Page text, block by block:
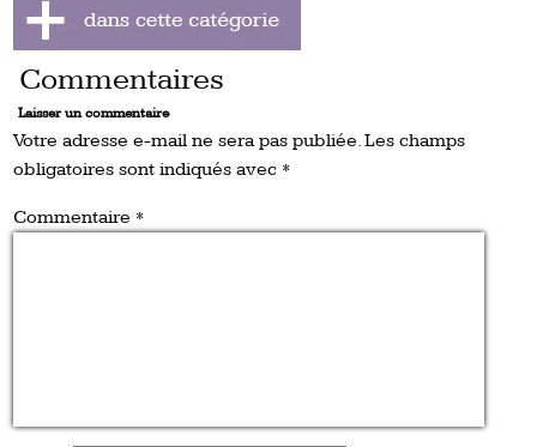
Commentaires
Laisser un commentaire
Votre adresse e-mail ne sera pas publiée.Les champs
obligatoires sont indiqués avec *
Commentaire *